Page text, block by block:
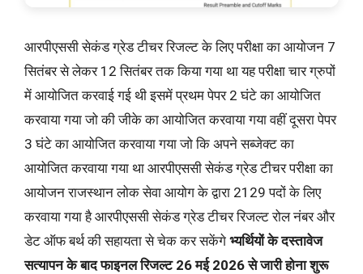
आरपीएससी सेकंड ग्रेड टीचर रिजल्ट के लिए परीक्षा का आयोजन 7
सितंबर से लेकर 12 सितंबर तक किया गया था यह परीक्षा चार ग्रुपों
में आयोजित करवाई गई थी इसमें प्रथम पेपर 2 घंटे का आयोजित
करवाया गया जो की जीके का आयोजित करवाया गया वहीं दूसरा पेपर
3 घंटे का आयोजित करवाया गया जो कि अपने सब्जेक्ट का
आयोजित करवाया गया था आरपीएससी सेकंड ग्रेड टीचर परीक्षा का
आयोजन राजस्थान लोक सेवा आयोग के द्वारा 2129 पदों के लिए
करवाया गया है आरपीएससी सेकंड ग्रेड टीचर रिजल्ट रोल नंबर और
डेट ऑफ बर्थ की सहायता से चेक कर सकेंगे भ्यर्थियों के दस्तावेज
सत्यापन के बाद फाइनल रिजल्ट 26 मई 2026 से जारी होना शुरू